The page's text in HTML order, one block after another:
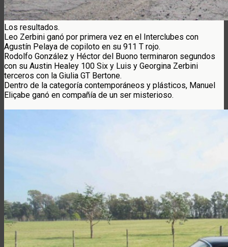
Los resultados.
Leo Zerbini ganó por primera vez en el Interclubes con
Agustín Pelaya de copiloto en su 911 T rojo.
Rodolfo González y Héctor del Buono terminaron segundos
con su Austin Healey 100 Six y Luis y Georgina Zerbini
terceros con la Giulia GT Bertone.
Dentro de la categoría contemporáneos y plásticos, Manuel
Eliçabe ganó en compañía de un ser misterioso.